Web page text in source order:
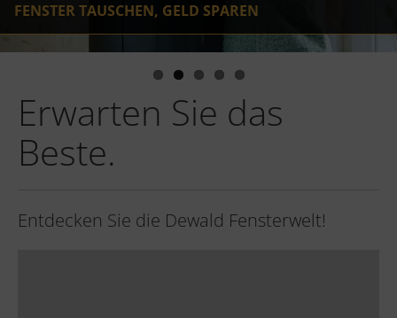
FENSTER TAUSCHEN, GELD SPAREN
Erwarten Sie das
Beste.
Entdecken Sie die Dewald Fensterwelt!